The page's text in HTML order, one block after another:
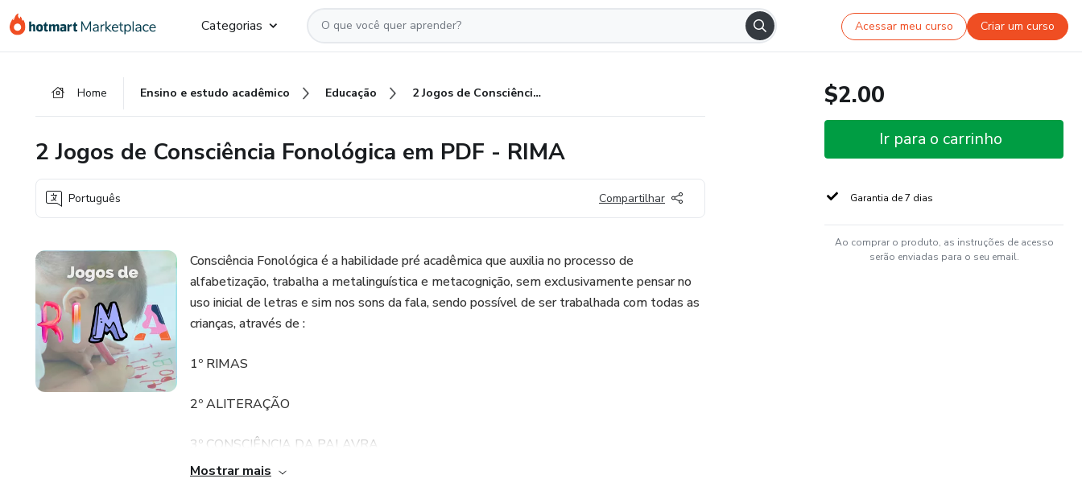
para
para
para
Categorias Acessar meu curso Criar um curso
Home Ensino e estudo acadêmico Educação 2 Jogos de Consciência Fonológica em PDF - RIMA
2 Jogos de Consciência Fonológica em PDF - RIMA
Português Compartilhar
Consciência Fonológica é a habilidade pré acadêmica que auxilia no processo de
alfabetização, trabalha a metalinguística e metacognição, sem exclusivamente pensar no
uso inicial de letras e sim nos sons da fala, sendo possível de ser trabalhada com todas as
crianças, através de :
1º RIMAS
2º ALITERAÇÃO
3º CONSCIÊNCIA DA PALAVRA
Mostrar mais
$2.00
Ir para o carrinho
Garantia de 7 dias
Ao comprar o produto, as instruções de acesso
serão enviadas para o seu email.